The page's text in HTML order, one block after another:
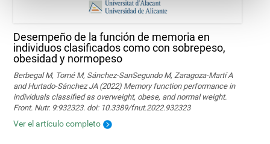
Desempeño de la función de memoria en
individuos clasificados como con sobrepeso,
obesidad y normopeso
Berbegal M, Tomé M, Sánchez-SanSegundo M, Zaragoza-Martí A
and Hurtado-Sánchez JA (2022) Memory function performance in
individuals classified as overweight, obese, and normal weight.
Front. Nutr. 9:932323. doi: 10.3389/fnut.2022.932323
Ver el artículo completo